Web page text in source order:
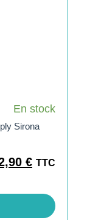
En stock
Sirona
€ TTC